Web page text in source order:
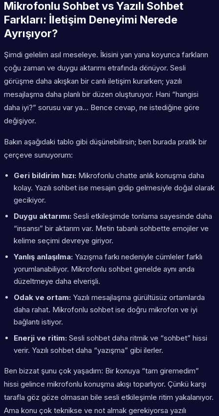
Mikrofonlu Sohbet vs Yazılı Sohbet
Farkları: İletişim Deneyimi Nerede
Ayrışıyor?
Şimdi gelelim asıl meseleye. İkisini yan yana koyunca farkların
çoğu zaman ve duygu aktarımı etrafında dönüyor. Sesli
görüşme daha akışkan bir canlı iletişim kurarken; yazılı
mesajlaşma daha planlı bir düzen oluşturuyor. Hani “hangisi
daha iyi?” sorusu var ya… Bence cevap, ne istediğine göre
değişiyor.
Bakın aşağıdaki tablo gibi düşünebilirsin; ben burada pratik bir
çerçeve sunuyorum:
Geri bildirim hızı: Mikrofonlu chatte anlık konuşma daha
kolay. Yazılı sohbet ise mesajın gidip gelmesiyle doğal olarak
gecikiyor.
Duygu aktarımı: Sesli etkileşimde tonlama sayesinde daha
“insansı” bir aktarım var. Metin tabanlı sohbette emojiler ve
kelime seçimi devreye giriyor.
Yanlış anlaşılma: Yazışma farkı nedeniyle cümleler farklı
yorumlanabiliyor. Mikrofonlu sohbet genelde aynı anda
düzeltmeye daha elverişli.
Odak ve ortam: Yazılı mesajlaşma gürültüsüz ortamlarda
daha rahat. Mikrofonlu sohbet ise doğru mikrofon ve iyi
bağlantı istiyor.
Enerji ve ritim: Sesli sohbet daha ritmik ve “sohbet” hissi
verir. Yazılı sohbet daha “yazışma” gibi ilerler.
Ben bizzat şunu çok yaşadım: Bir konuya “tam giremedim”
hissi gelince mikrofonlu konuşma akışı toparlıyor. Çünkü karşı
tarafla göz göze olmasan bile sesli etkileşimle ritim yakalanıyor.
Ama konu çok teknikse ve not almak gerekiyorsa yazılı